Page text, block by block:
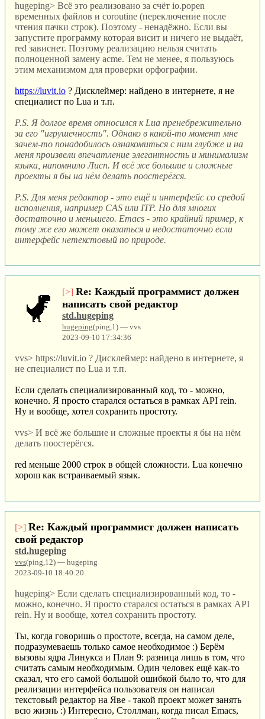
hugeping> Всё это реализовано за счёт io.popen
временных файлов и coroutine (переключение после
чтения пачки строк). Поэтому - ненадёжно. Если вы
запустите программу которая висит и ничего не выдаёт,
red зависнет. Поэтому реализацию нельзя считать
полноценной замену acme. Тем не менее, я пользуюсь
этим механизмом для проверки орфографии.
https://luvit.io ? Дисклеймер: найдено в интернете, я не
специалист по Lua и т.п.
P.S. Я долгое время относился к Lua пренебрежительно
за его "игрушечность". Однако в какой-то момент мне
зачем-то понадобилось ознакомиться с ним глубже и на
меня произвели впечатление элегантность и минимализм
языка, напомнило Лисп. И всё же большие и сложные
проекты я бы на нём делать поостерёгся.
P.S. Для меня редактор - это ещё и интерфейс со средой
исполнения, например CAS или ITP. Но для многих
достаточно и меньшего. Emacs - это крайний пример, к
тому же его может оказаться и недостаточно если
интерфейс нетекстовый по природе.
[>] Re: Каждый программист должен
написать свой редактор
std.hugeping
hugeping(ping,1) — vvs
2023-09-10 17:34:36
vvs> https://luvit.io ? Дисклеймер: найдено в интернете, я
не специалист по Lua и т.п.
Если сделать специализированный код, то - можно,
конечно. Я просто старался остаться в рамках API rein.
Ну и вообще, хотел сохранить простоту.
vvs> И всё же большие и сложные проекты я бы на нём
делать поостерёгся.
red меньше 2000 строк в общей сложности. Lua конечно
хорош как встраиваемый язык.
[>] Re: Каждый программист должен написать
свой редактор
std.hugeping
vvs(ping,12) — hugeping
2023-09-10 18:40:20
hugeping> Если сделать специализированный код, то -
можно, конечно. Я просто старался остаться в рамках API
rein. Ну и вообще, хотел сохранить простоту.
Ты, когда говоришь о простоте, всегда, на самом деле,
подразумеваешь только самое необходимое :) Берём
вызовы ядра Линукса и План 9: разница лишь в том, что
считать самым необходимым. Один человек ещё как-то
сказал, что его самой большой ошибкой было то, что для
реализации интерфейса пользователя он написал
текстовый редактор на Яве - такой проект может занять
всю жизнь :) Интересно, Столлман, когда писал Emacs,